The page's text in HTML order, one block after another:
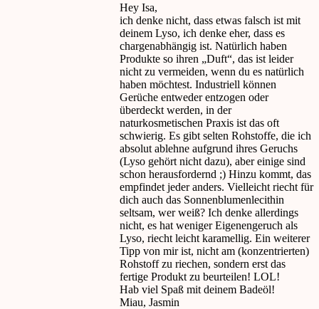
Hey Isa,
ich denke nicht, dass etwas falsch ist mit
deinem Lyso, ich denke eher, dass es
chargenabhängig ist. Natürlich haben
Produkte so ihren „Duft“, das ist leider
nicht zu vermeiden, wenn du es natürlich
haben möchtest. Industriell können
Gerüche entweder entzogen oder
überdeckt werden, in der
naturkosmetischen Praxis ist das oft
schwierig. Es gibt selten Rohstoffe, die ich
absolut ablehne aufgrund ihres Geruchs
(Lyso gehört nicht dazu), aber einige sind
schon herausfordernd ;) Hinzu kommt, das
empfindet jeder anders. Vielleicht riecht für
dich auch das Sonnenblumenlecithin
seltsam, wer weiß? Ich denke allerdings
nicht, es hat weniger Eigenengeruch als
Lyso, riecht leicht karamellig. Ein weiterer
Tipp von mir ist, nicht am (konzentrierten)
Rohstoff zu riechen, sondern erst das
fertige Produkt zu beurteilen! LOL!
Hab viel Spaß mit deinem Badeöl!
Miau, Jasmin